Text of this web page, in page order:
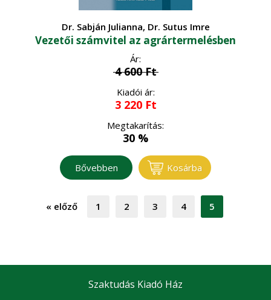
Dr. Sabján Julianna, Dr. Sutus Imre
Vezetői számvitel az agrártermelésben
Ár:
4 600Ft
Kiadói ár:
3 220Ft
Megtakarítás:
30 %
Bővebben Kosárba
« előző 1 2 3 4 5
Szaktudás Kiadó Ház